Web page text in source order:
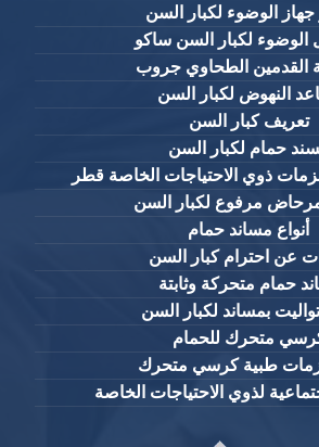
الوضوء لكبار السن
لكبار السن ساكو
القدمين الطحاوي جروب
النهوض لكبار السن
تعريف كبار السن
حمام لكبار السن
ذوي الاحتياجات الخاصة قطر
مرفوع لكبار السن
أنواع مساند حمام
عن احترام كبار السن
حمام متحركة وثابتة
بمساند لكبار السن
متحرك للحمام
طبية كرسي متحرك
لذوي الاحتياجات الخاصة